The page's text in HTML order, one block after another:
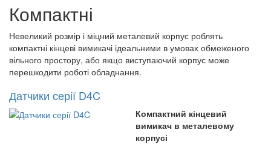
Компактні
Невеликий розмір і міцний металевий корпус роблять
компактні кінцеві вимикачі ідеальними в умовах обмеженого
вільного простору, або якщо виступаючий корпус може
перешкодити роботі обладнання.
Датчики серії D4C
Компактний кінцевий
вимикач в металевому
корпусі